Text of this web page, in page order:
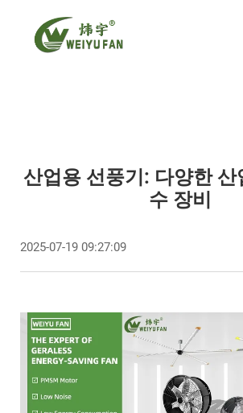
산업용 선풍기: 다양한 산
수 장비
2025-07-19 09:27:09